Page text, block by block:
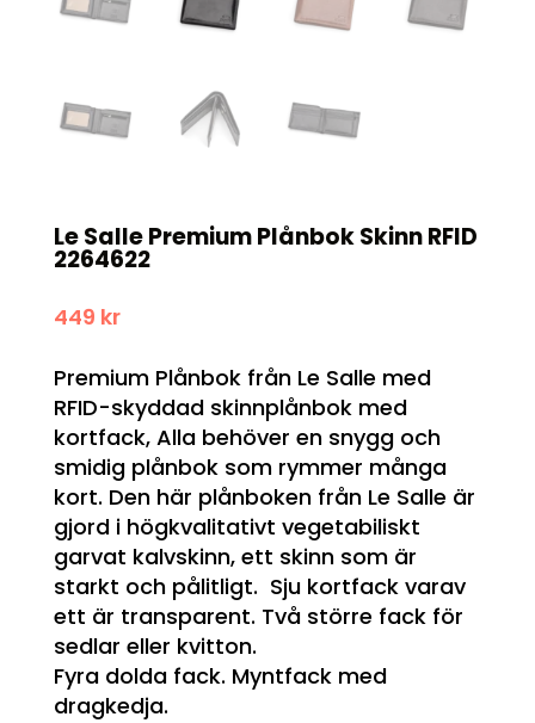
Le Salle Premium Plånbok Skinn RFID
2264622
449 kr
Premium Plånbok från Le Salle med
RFID-skyddad skinnplånbok med
kortfack, Alla behöver en snygg och
smidig plånbok som rymmer många
kort. Den här plånboken från Le Salle är
gjord i högkvalitativt vegetabiliskt
garvat kalvskinn, ett skinn som är
starkt och pålitligt. Sju kortfack varav
ett är transparent. Två större fack för
sedlar eller kvitton.
Fyra dolda fack. Myntfack med
dragkedja.